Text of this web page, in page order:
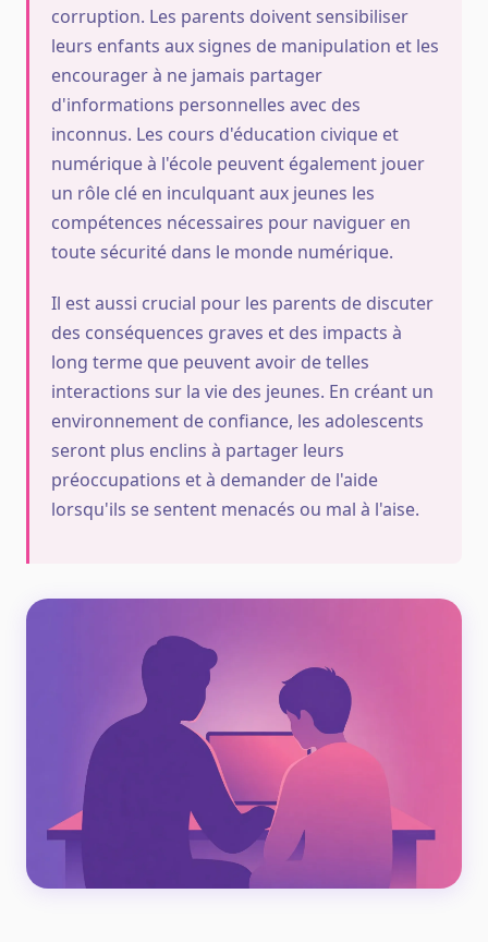
corruption. Les parents doivent sensibiliser
leurs enfants aux signes de manipulation et les
encourager à ne jamais partager
d'informations personnelles avec des
inconnus. Les cours d'éducation civique et
numérique à l'école peuvent également jouer
un rôle clé en inculquant aux jeunes les
compétences nécessaires pour naviguer en
toute sécurité dans le monde numérique.
Il est aussi crucial pour les parents de discuter
des conséquences graves et des impacts à
long terme que peuvent avoir de telles
interactions sur la vie des jeunes. En créant un
environnement de confiance, les adolescents
seront plus enclins à partager leurs
préoccupations et à demander de l'aide
lorsqu'ils se sentent menacés ou mal à l'aise.